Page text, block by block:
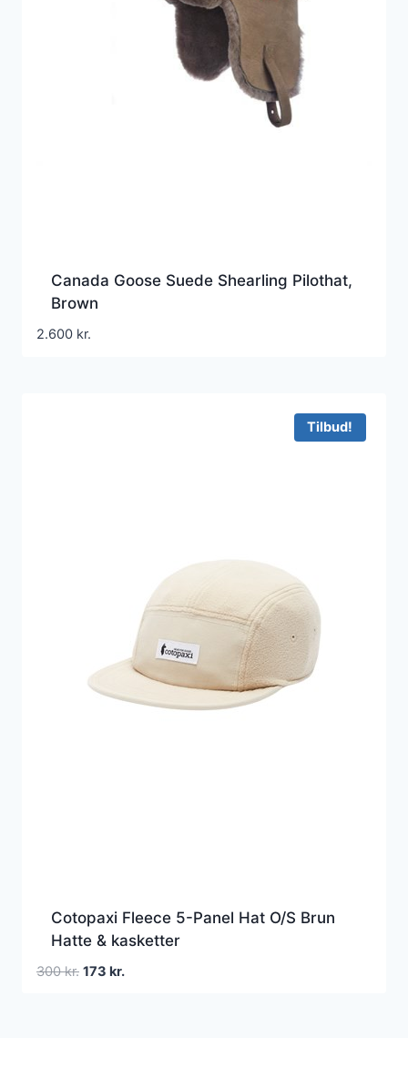
Canada Goose Suede Shearling Pilothat,
Brown
2.600 kr.
Tilbud!
Cotopaxi Fleece 5-Panel Hat O/S Brun
Hatte & kasketter
300kr. Den
173 kr.Den